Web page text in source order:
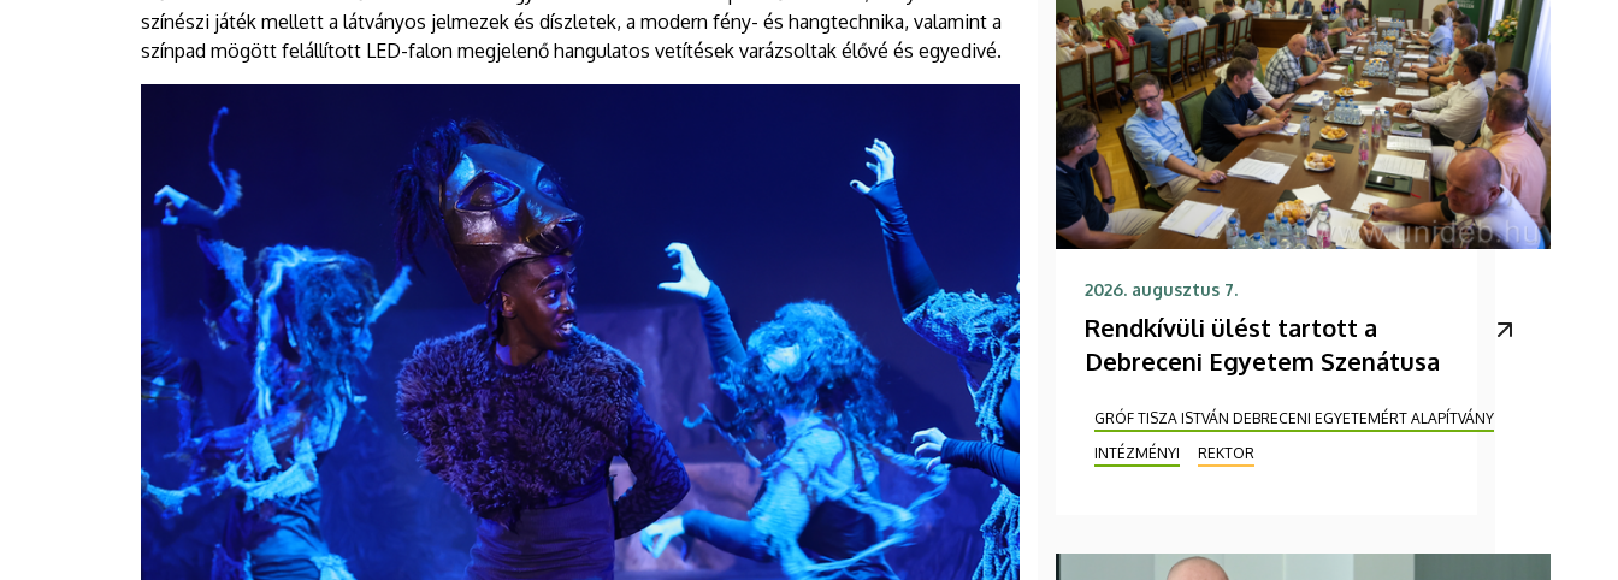
színészi játék mellett a látványos jelmezek és díszletek, a modern fény- és hangtechnika, valamint a
színpad mögött felállított LED-falon megjelenő hangulatos vetítések varázsoltak élővé és egyedivé.
2026. augusztus 7.
Rendkívüli ülést tartott a
Debreceni Egyetem Szenátusa
GRÓF TISZA ISTVÁN DEBRECENI EGYETEMÉRT ALAPÍTVÁNY
INTÉZMÉNYI
REKTOR